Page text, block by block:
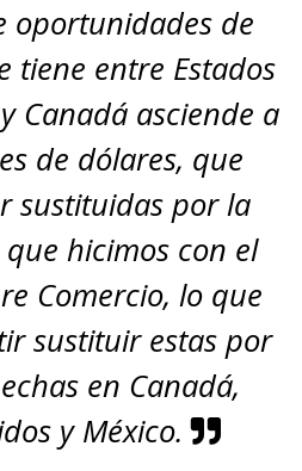
oportunidades de
tiene entre Estados
Canadá asciende a
de dólares, que
sustituidas por la
hicimos con el
Comercio, lo que
sustituir estas por
en Canadá,
y México.